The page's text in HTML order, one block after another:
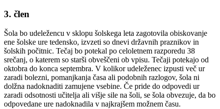
3. člen
Šola bo udeležencu v sklopu šolskega leta zagotovila obiskovanje
ene šolske ure tedensko, izvzeti so dnevi državnih praznikov in
šolskih počitnic. Tečaj bo potekal po celoletnem razporedu 38
srečanj, o katerem so starši obveščeni ob vpisu. Tečaji potekajo od
oktobra do konca septembra. V kolikor udeleženec izpusti več ur
zaradi bolezni, pomanjkanja časa ali podobnih razlogov, šola ni
dolžna nadoknaditi zamujene vsebine. Če pride do odpovedi ur
zaradi odsotnosti učitelja ali višje sile na šoli, se šola obvezuje, da bo
odpovedane ure nadoknadila v najkrajšem možnem času.